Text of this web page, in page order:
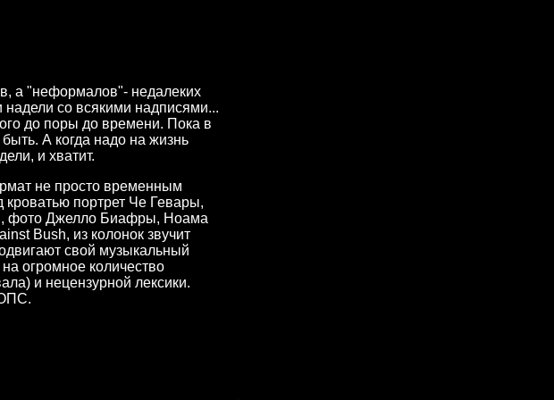
а "неформалов"- недалеких
со всякими надписями...
до поры до времени. Пока в
А когда надо на жизнь
и хватит.
не просто временным
портрет Че Гевары,
фото Джелло Биафры, Ноама
Bush, из колонок звучит
свой музыкальный
огромное количество
и нецензурной лексики.